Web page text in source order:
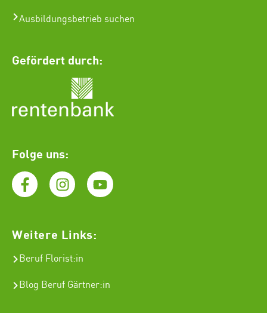
Ausbildungsbetrieb suchen
Gefördert durch:
Folge uns:
Weitere Links:
Beruf Florist:in
Blog Beruf Gärtner:in